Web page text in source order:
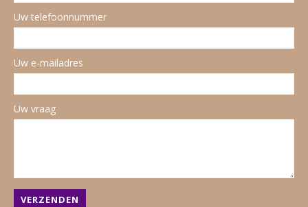
Uw telefoonnummer
Uw e-mailadres
Uw vraag
VERZENDEN